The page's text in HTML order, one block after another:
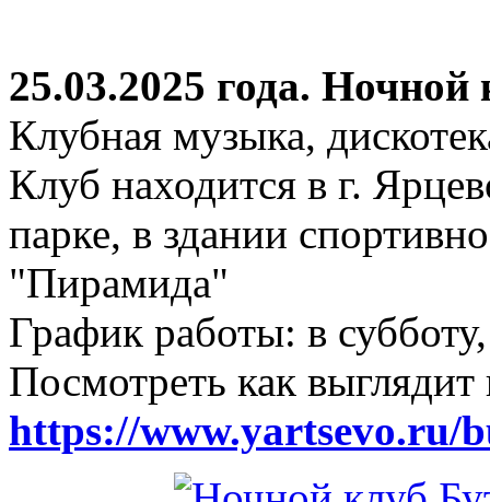
25.03.2025 года.
Клубная музыка,
Клуб находится в г.
парке, в здании
"Пирамида"
График работы: в
Посмотреть как
https://www.yartsevo.ru/